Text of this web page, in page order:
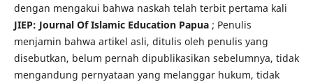
dengan mengakui bahwa naskah telah terbit pertama kali
JIEP: Journal Of Islamic Education Papua; Penulis
menjamin bahwa artikel asli, ditulis oleh penulis yang
disebutkan, belum pernah dipublikasikan sebelumnya, tidak
mengandung pernyataan yang melanggar hukum, tidak